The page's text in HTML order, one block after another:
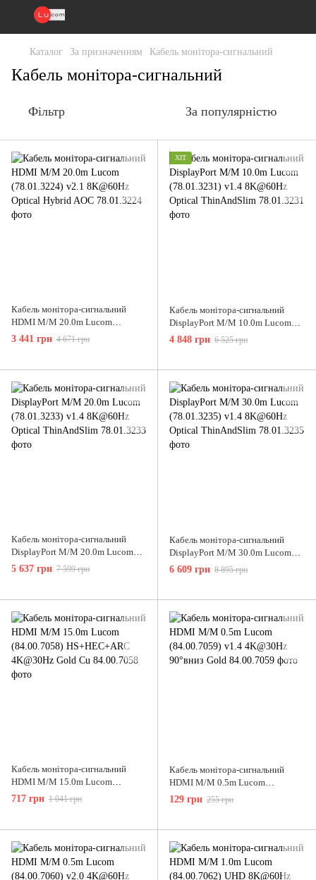
Каталог За призначенням Кабель монітора-сигнальний
Кабель монітора-сигнальний
Фільтр За популярністю
Кабель монітора-сигнальний
HDMI M/M 20.0m Lucom
(78.01.3224) v2.1 8K@60Hz
Optical Hybrid AOC
3 441 грн 4 671 грн
ХІТ
Кабель монітора-сигнальний
DisplayPort M/M 10.0m Lucom
(78.01.3231) v1.4 8K@60Hz
Optical ThinAndSlim
4 848 грн 6 525 грн
Кабель монітора-сигнальний
DisplayPort M/M 20.0m Lucom
(78.01.3233) v1.4 8K@60Hz
Optical ThinAndSlim
5 637 грн 7 599 грн
Кабель монітора-сигнальний
DisplayPort M/M 30.0m Lucom
(78.01.3235) v1.4 8K@60Hz
Optical ThinAndSlim
6 609 грн 8 895 грн
Кабель монітора-сигнальний
HDMI M/M 15.0m Lucom
(84.00.7058) HS+HEC+ARC
4K@30Hz Gold Cu
717 грн 1 041 грн
Кабель монітора-сигнальний
HDMI M/M 0.5m Lucom
(84.00.7059) v1.4 4K@30Hz
90°вниз Gold
129 грн 255 грн